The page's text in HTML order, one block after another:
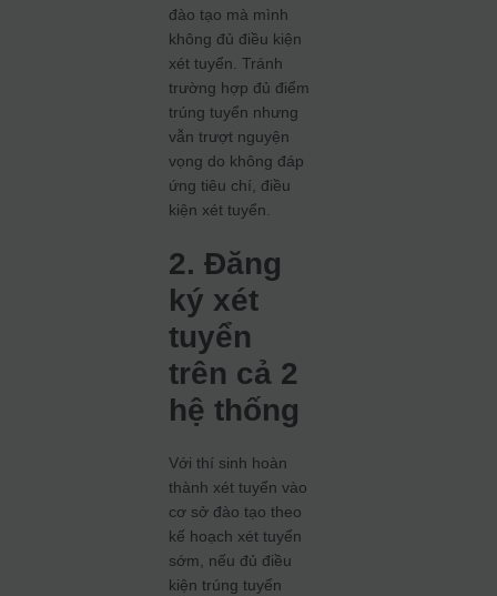
đào tạo mà mình
không đủ điều kiện
xét tuyển. Tránh
trường hợp đủ điểm
trúng tuyển nhưng
vẫn trượt nguyện
vọng do không đáp
ứng tiêu chí, điều
kiện xét tuyển.
2. Đăng
ký xét
tuyển
trên cả 2
hệ thống
Với thí sinh hoàn
thành xét tuyển vào
cơ sở đào tạo theo
kế hoạch xét tuyển
sớm, nếu đủ điều
kiện trúng tuyển